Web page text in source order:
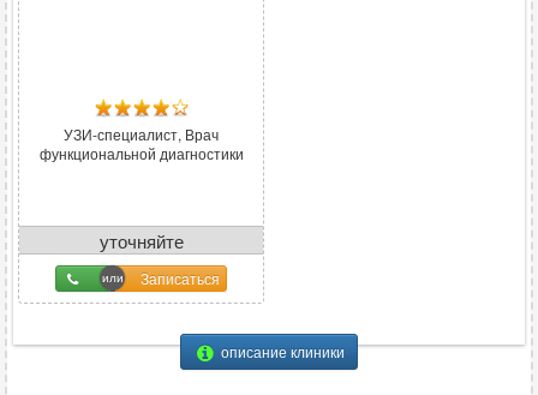
УЗИ-специалист, Врач
функциональной диагностики
уточняйте
Записаться
описание клиники